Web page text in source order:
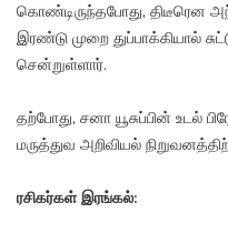
கொண்டிருந்தபோது, திடீரென
இரண்டு முறை துப்பாக்கியால்
சென்றுள்ளார்.
தற்போது, சனா யூசுப்பின் உடல்
மருத்துவ அறிவியல்
ரசிகர்கள் இரங்கல்: